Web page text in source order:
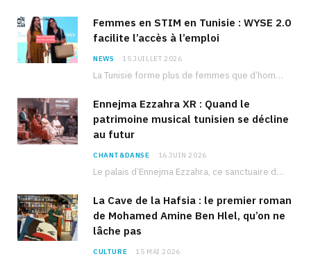
Femmes en STIM en Tunisie : WYSE 2.0
facilite l’accès à l’emploi
NEWS 15 JUILLET 2026
La Tunisie forme plus de femmes que d’hommes dans les filières scientifiques. Pourtant, pour beaucoup…
Ennejma Ezzahra XR : Quand le
patrimoine musical tunisien se décline
au futur
CHANT&DANSE 16 JUIN 2026
Le palais d’Ennejma Ezzahra, ce sanctuaire de la musique tunisienne et méditerranéenne construit par le…
La Cave de la Hafsia : le premier roman
de Mohamed Amine Ben Hlel, qu’on ne
lâche pas
CULTURE 15 MAI 2026